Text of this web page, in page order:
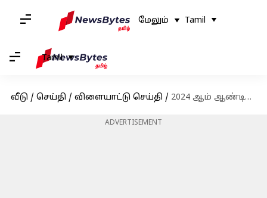
மேலும் Tamil
Tamil
வீடு / செய்தி / விளையாட்டு செய்தி / 2024 ஆம் ஆண்டின் ஐசிசி சிறந்த டெஸ்ட் அணியில் மூன்று இந்தியர்களுக்கு இடம்; விராட் கோலிக்கு இடமில்லை
ADVERTISEMENT